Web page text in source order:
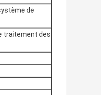
de
traitement des